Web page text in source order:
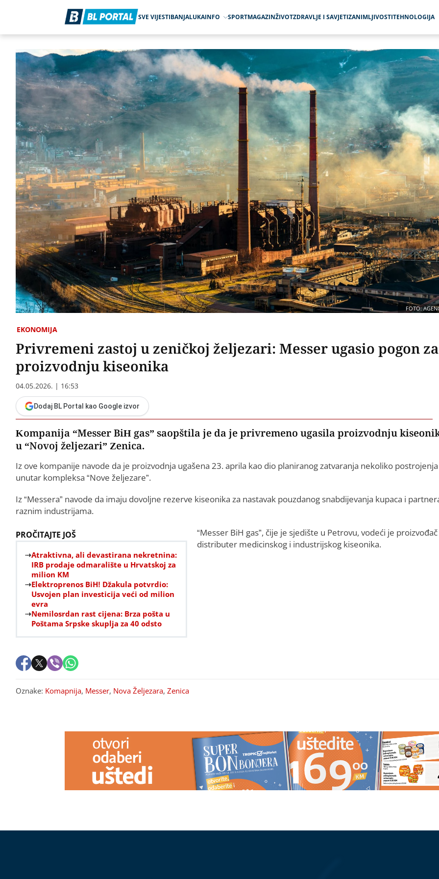
SVE VIJESTIBANJALUKAINFO SPORTMAGAZINŽIVOTZDRAVLJE I SAVJETIZANIMLJIVOSTITEHNOLOGIJA
FOTO:
EKONOMIJA
Privremeni zastoj u zeničkoj željezari: Messer ugasio pogon za
proizvodnju kiseonika
04.05.2026. | 16:53
Dodaj BL Portal kao Google izvor
Kompanija “Messer BiH gas” saopštila je da je privremeno ugasila proizvodnju
u “Novoj željezari” Zenica.
Iz ove kompanije navode da je proizvodnja ugašena 23. aprila kao dio planiranog zatvaranja nekoliko postrojenja
unutar kompleksa “Nove željezare”.
Iz “Messera” navode da imaju dovoljne rezerve kiseonika za nastavak pouzdanog snabdijevanja kupaca i
raznim industrijama.
PROČITAJTE JOŠ
Atraktivna, ali devastirana nekretnina:
IRB prodaje odmaralište u Hrvatskoj za
milion KM
Elektroprenos BiH! Džakula potvrdio:
Usvojen plan investicija veći od milion
evra
Nemilosrdan rast cijena: Brza pošta u
Poštama Srpske skuplja za 40 odsto
“Messer BiH gas”, čije je sjedište u Petrovu, vodeći je proizvođač
distributer medicinskog i industrijskog kiseonika.
Oznake: Komapnija, Messer, Nova Željezara, Zenica
NA PARADAJZU, ne truli uopšte
autoimunih bolesti
kriptovalute, a mnogi ih i dalje